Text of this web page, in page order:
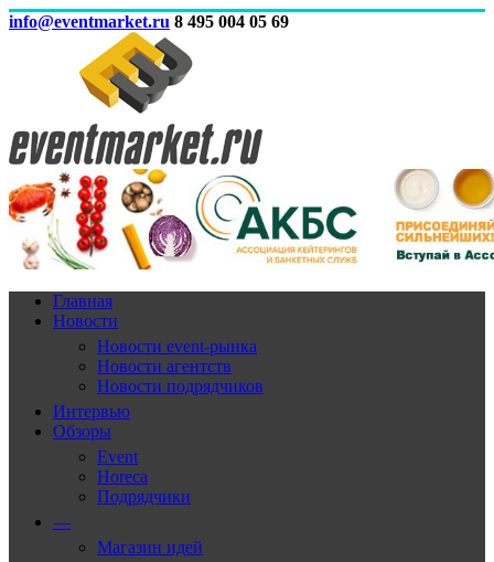
info@eventmarket.ru 8 495 004 05 69
Главная
Новости
Новости event-рынка
Новости агентств
Новости подрядчиков
Интервью
Обзоры
Event
Horeca
Подрядчики
—
Магазин идей